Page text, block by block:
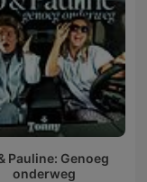
Pauline: Genoeg
onderweg